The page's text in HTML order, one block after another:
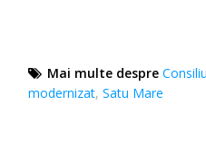
Mai multe despre
modernizat,Satu Mare